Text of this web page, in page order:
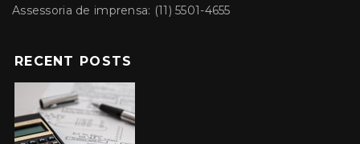
Assessoria de imprensa: (11) 5501-4655
RECENT POSTS